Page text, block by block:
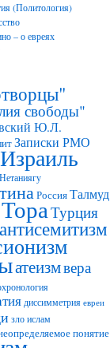
(Политология)
– о евреях
свободы"
Ю.Л.
Записки РМО
Израиль
Нетаниягу
РоссияТалмуд
ТораТурция
антисемитизм
атеизмвера
диссимметрия евреи
злоислам
понятие